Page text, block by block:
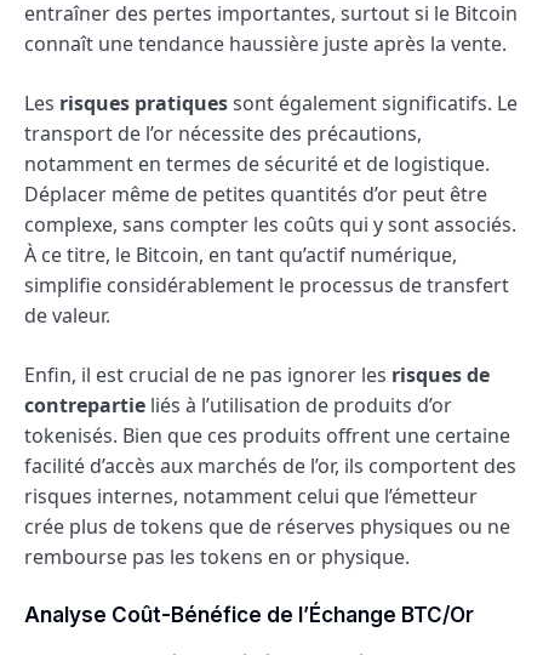
entraîner des pertes importantes, surtout si le Bitcoin
connaît une tendance haussière juste après la vente.
Les risques pratiquessont également significatifs. Le
transport de l’or nécessite des précautions,
notamment en termes de sécurité et de logistique.
Déplacer même de petites quantités d’or peut être
complexe, sans compter les coûts qui y sont associés.
À ce titre, le Bitcoin, en tant qu’actif numérique,
simplifie considérablement le processus de transfert
de valeur.
Enfin, il est crucial de ne pas ignorer les risques de
contrepartie liés à l’utilisation de produits d’or
tokenisés. Bien que ces produits offrent une certaine
facilité d’accès aux marchés de l’or, ils comportent des
risques internes, notamment celui que l’émetteur
crée plus de tokens que de réserves physiques ou ne
rembourse pas les tokens en or physique.
Analyse Coût-Bénéfice de l’Échange BTC/Or